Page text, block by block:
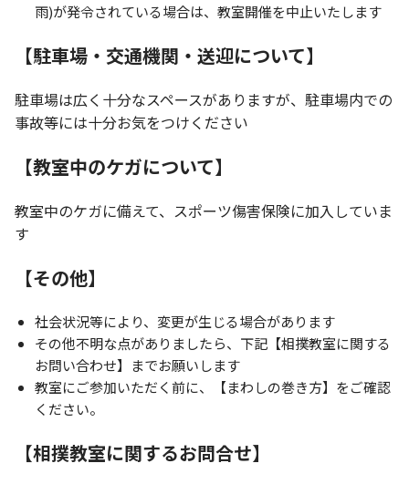
雨)が発令されている場合は、教室開催を中止いたします
【駐車場・交通機関・送迎について】
駐車場は広く十分なスペースがありますが、駐車場内での
事故等には十分お気をつけください
【教室中のケガについて】
教室中のケガに備えて、スポーツ傷害保険に加入していま
す
【その他】
社会状況等により、変更が生じる場合があります
その他不明な点がありましたら、下記【相撲教室に関する
お問い合わせ】までお願いします
教室にご参加いただく前に、【まわしの巻き方】をご確認
ください。
【相撲教室に関するお問合せ】